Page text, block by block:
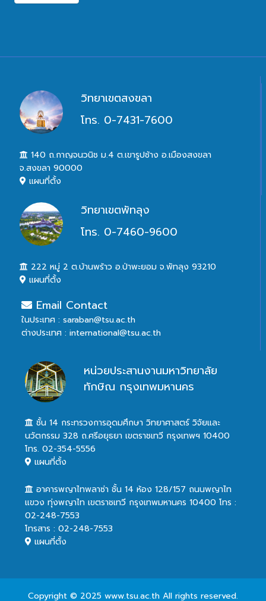
วิทยาเขตสงขลา
โทร. 0-7431-7600
140 ถ.กาญจนวนิช ม.4 ต.เขารูปช้าง อ.เมืองสงขลา
จ.สงขลา 90000
แผนที่ตั้ง
วิทยาเขตพัทลุง
โทร. 0-7460-9600
222 หมู่ 2 ต.บ้านพร้าว อ.ป่าพะยอม จ.พัทลุง 93210
แผนที่ตั้ง
Email Contact
ในประเทศ : saraban@tsu.ac.th
ต่างประเทศ : international@tsu.ac.th
หน่วยประสานงานมหาวิทยาลัย
ทักษิณ กรุงเทพมหานคร
ชั้น 14 กระทรวงการอุดมศึกษา วิทยาศาสตร์ วิจัยและ
นวัตกรรม 328 ถ.ศรีอยุธยา เขตราชเทวี กรุงเทพฯ 10400
โทร. 02-354-5556
แผนที่ตั้ง
อาคารพญาไทพลาซ่า ชั้น 14 ห้อง 128/157 ถนนพญาไท
แขวง ทุ่งพญาไท เขตราชเทวี กรุงเทพมหานคร 10400 โทร :
02-248-7553
โทรสาร : 02-248-7553
แผนที่ตั้ง
Copyright © 2025 www.tsu.ac.th All rights reserved.